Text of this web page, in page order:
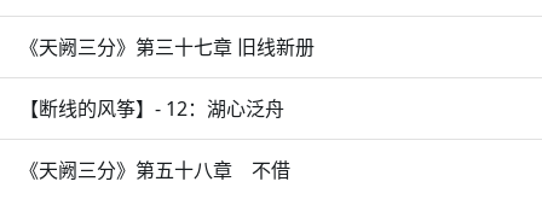
《天阙三分》第三十七章 旧线新册
【断线的风筝】- 12：湖心泛舟
《天阙三分》第五十八章 不借